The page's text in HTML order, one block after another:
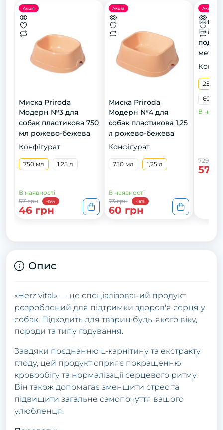
Акція
Миска Priroda
Модерн №3 для
собак пластикова 750
мл рожево-бежева
Конфігурат
750 мл 1,25 л
В наявності
57 грн
-19%
46 грн
Акція
Миска Priroda
Модерн №4 для
собак пластикова 1,25
л рожево-бежева
Конфігурат
750 мл 1,25 л
В наявності
73 грн
-18%
60 грн
Акція
Миски
Feet
2х250
250
600
В
729 грн
579
Опис
«Herz vital» — це спеціалізований продукт,
розроблений для підтримки здоров'я серця у
собак. Підходить для тварин будь-якого віку,
породи та типу годування.
Завдяки поєднанню L-карнітину та екстракту
глоду, цей продукт сприяє покращенню
кровообігу та нормалізації серцевого ритму.
Він також допомагає зменшити стрес та
підвищити загальне самопочуття вашого
улюбленця.